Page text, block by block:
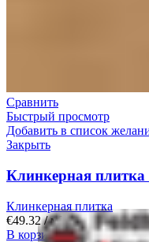
Сравнить
Быстрый просмотр
Добавить в список
Закрыть
Клинкерная плитка
Клинкерная плитка
€49.32/ м²
В корзину